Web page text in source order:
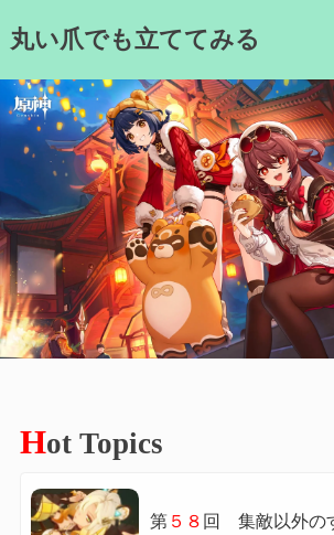
to丸い爪でも立ててみる
Hot Topics
第５８ 回 集敵以外の